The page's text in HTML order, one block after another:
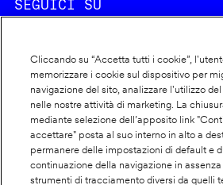
SEGUICI SU
Footer
info
Cookie policy
Dichiarazione di accessibilità
Privacy
Cliccando su “Accetta tutti i cookie”,
memorizzare i cookie sul dispositivo per
navigazione del sito, analizzare l'utilizzo
nelle nostre attività di marketing. La
mediante selezione dell’apposito link
accettare" posta al suo interno in alto a
permanere delle impostazioni di default e
continuazione della navigazione in
strumenti di tracciamento diversi da quelli